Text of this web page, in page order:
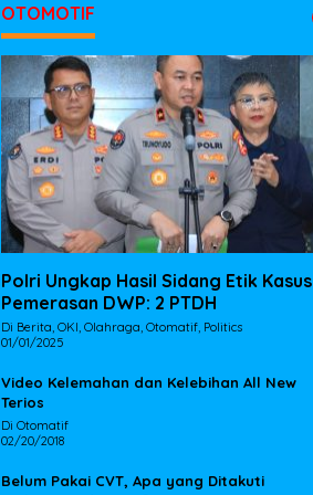
OTOMOTIF
Polri Ungkap Hasil Sidang Etik Kasus
Pemerasan DWP: 2 PTDH
Di Berita, OKI, Olahraga, Otomatif, Politics
01/01/2025
Video Kelemahan dan Kelebihan All New
Terios
Di Otomatif
02/20/2018
Belum Pakai CVT, Apa yang Ditakuti